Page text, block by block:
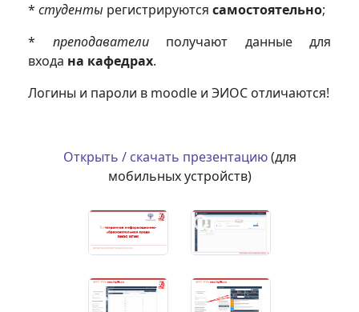
* студенты регистрируются самостоятельно;
* преподавателиполучают данные для
входа на кафедрах.
Логины и пароли в moodle и ЭИОС отличаются!
Открыть / скачать презентацию(для
мобильных устройств)